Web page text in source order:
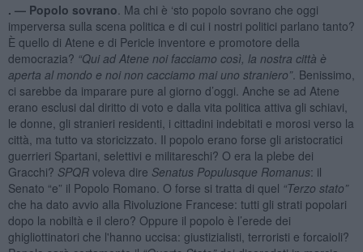
. — Popolo sovrano . Ma chi è ‘sto popolo sovrano che oggi
imperversa sulla scena politica e di cui i nostri politici parlano tanto?
È quello di Atene e di Pericle inventore e promotore della
democrazia? “Qui ad Atene noi facciamo così, la nostra città è
aperta al mondo e noi non cacciamo mai uno straniero”. Benissimo,
ci sarebbe da imparare pure al giorno d’oggi. Anche se ad Atene
erano esclusi dal diritto di voto e dalla vita politica attiva gli schiavi,
le donne, gli stranieri residenti, i cittadini indebitati e morosi verso la
città, ma tutto va storicizzato. Il popolo erano forse gli aristocratici
guerrieri Spartani, selettivi e militareschi? O era la plebe dei
Gracchi? SPQRvoleva dire Senatus Populusque Romanus: il
Senato “e” il Popolo Romano. O forse si tratta di quel “Terzo stato”
che ha dato avvio alla Rivoluzione Francese: tutti gli strati popolari
dopo la nobiltà e il clero? Oppure il popolo è l’erede dei
ghigliottinatori che l'hanno uccisa: giustizialisti, terroristi e forcaioli?